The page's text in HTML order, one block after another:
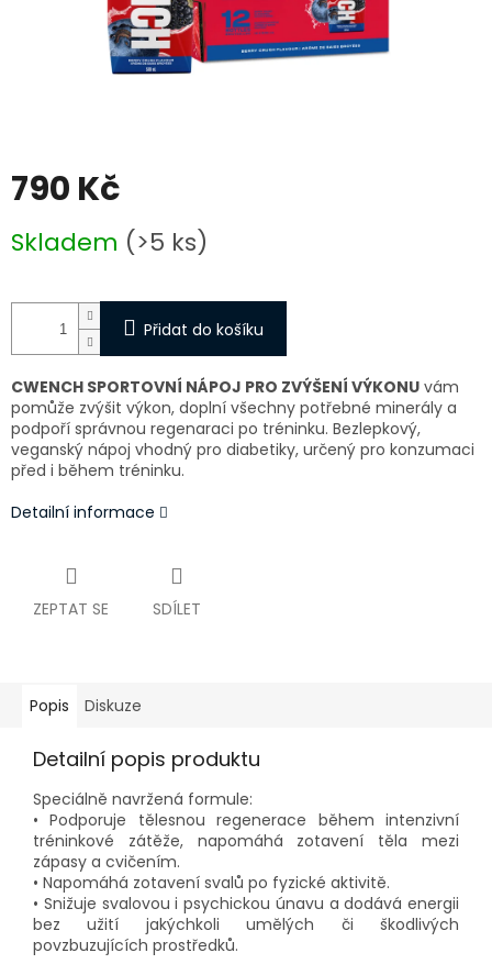
790 Kč
cena:
Skladem (>5 ks)
Přidat do košíku
CWENCH SPORTOVNÍ NÁPOJ PRO ZVÝŠENÍ VÝKONU vám
pomůže zvýšit výkon, doplní všechny potřebné minerály a
podpoří správnou regenaraci po tréninku. Bezlepkový,
veganský nápoj vhodný pro diabetiky, určený pro konzumaci
před i během tréninku.
Detailní informace
ZEPTAT SE SDÍLET
Popis Diskuze
Detailní popis produktu
Speciálně navržená formule:
• Podporuje tělesnou regenerace během intenzivní
tréninkové zátěže, napomáhá zotavení těla mezi
zápasy a cvičením.
• Napomáhá zotavení svalů po fyzické aktivitě.
• Snižuje svalovou i psychickou únavu a dodává energii
bez užití jakýchkoli umělých či škodlivých
povzbuzujících prostředků.